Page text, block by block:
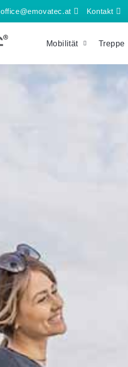
office@emovatec.at Kontakt
Mobilität Treppe